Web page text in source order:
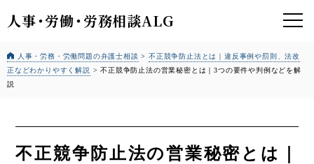
人事・労働・労務相談ALG
人事・労務・労働問題の弁護士相談 >不正競争防止法とは｜違反事例や罰則、法改
正などわかりやすく解説 >不正競争防止法の営業秘密とは｜3つの要件や判例などを解
説
不正競争防止法の営業秘密とは｜